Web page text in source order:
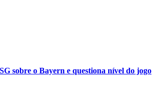
sobre o Bayern e questiona nível do jogo